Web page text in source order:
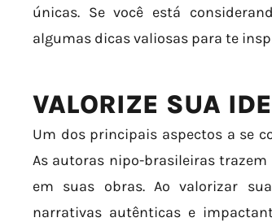
únicas. Se você está
algumas dicas valiosas para te
VALORIZE SUA
Um dos principais aspectos a se
As autoras nipo-brasileiras
em suas obras. Ao valorizar
narrativas autênticas e